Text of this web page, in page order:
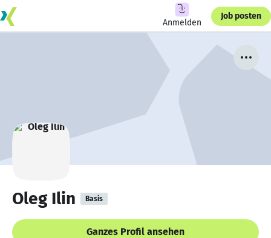
Anmelden
Job posten
Oleg Ilin Basis
Ganzes Profil ansehen